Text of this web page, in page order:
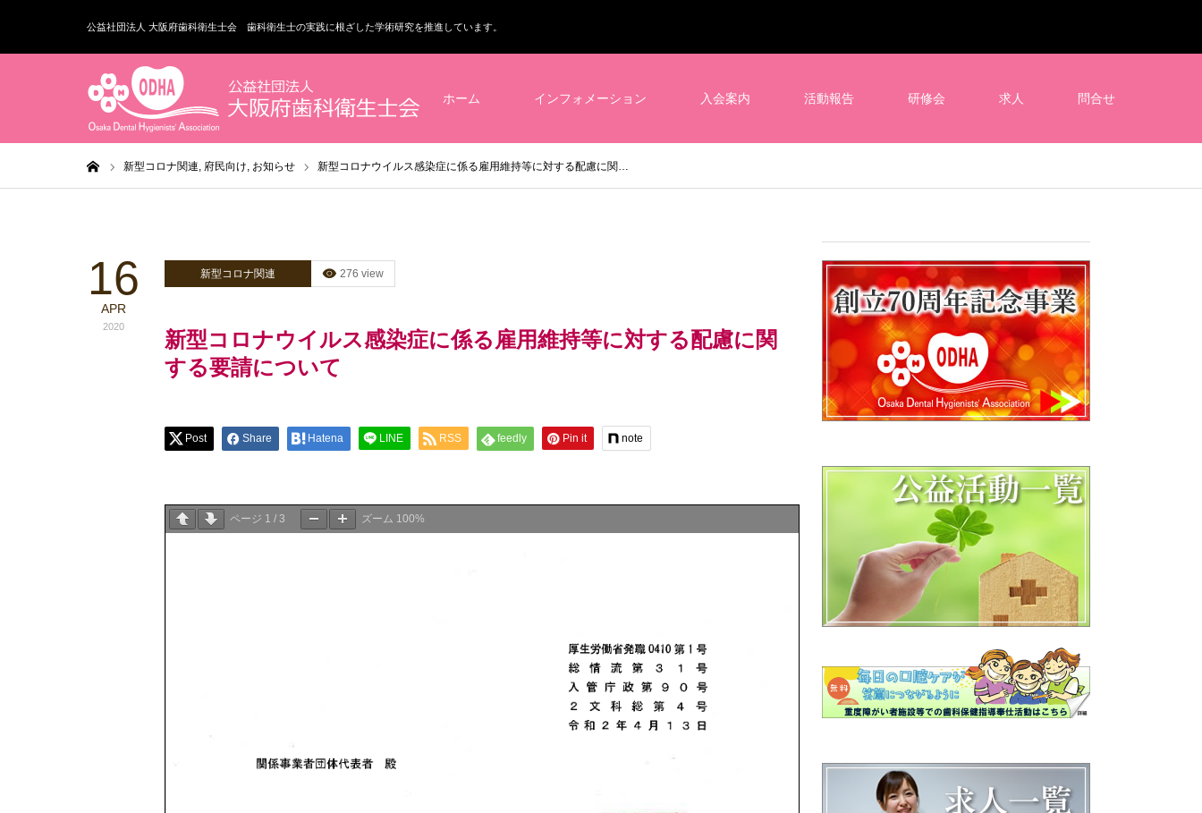
公益社団法人 大阪府歯科衛生士会 歯科衛生士の実践に根ざした学術研究を推進しています。
ホーム インフォメーション 入会案内 活動報告 研修会 求人 問合せ
新型コロナ関連, 府民向け, お知らせ 新型コロナウイルス感染症に係る雇用維持等に対する配慮に関…
16
APR
2020
新型コロナ関連 276 view
新型コロナウイルス感染症に係る雇用維持等に対する配慮に関
する要請について
Post Share Hatena LINE RSS feedly Pin it note
ページ 1 / 3 ズーム 100%